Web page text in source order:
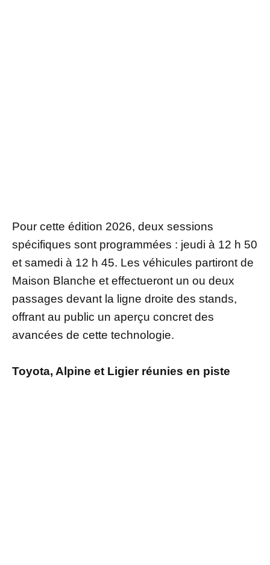
Pour cette édition 2026, deux sessions
spécifiques sont programmées : jeudi à 12 h 50
et samedi à 12 h 45. Les véhicules partiront de
Maison Blanche et effectueront un ou deux
passages devant la ligne droite des stands,
offrant au public un aperçu concret des
avancées de cette technologie.
Toyota, Alpine et Ligier réunies en piste